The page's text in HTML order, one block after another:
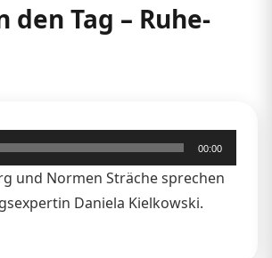
den Tag – Ruhe-
00:00
und Normen Sträche sprechen
Daniela Kielkowski.